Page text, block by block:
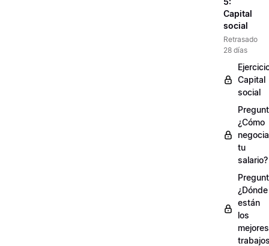
Capital
social
Retrasado
28 días
Capital
social
¿Cómo
tu
salario?
¿Dónde
están
los
mejores